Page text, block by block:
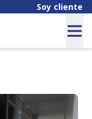
Soy cliente